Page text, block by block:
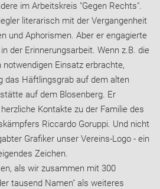
im Arbeitskreis "Gegen Rechts".
literarisch mit der Vergangenheit
und Aphorismen. Aber er engagierte
der Erinnerungsarbeit. Wenn z.B. die
Einsatz erbrachte,
das Häftlingsgrab auf dem alten
auf dem Blosenberg. Er
Kontakte zu der Familie des
Riccardo Goruppi. Und nicht
Grafiker unser Vereins-Logo - ein
Zeichen.
als wir zusammen mit 300
tausend Namen" als weiteres